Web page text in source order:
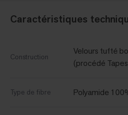
Caractéristiques
Construction
Velours tufté
(procédé
Type de fibre Polyamide